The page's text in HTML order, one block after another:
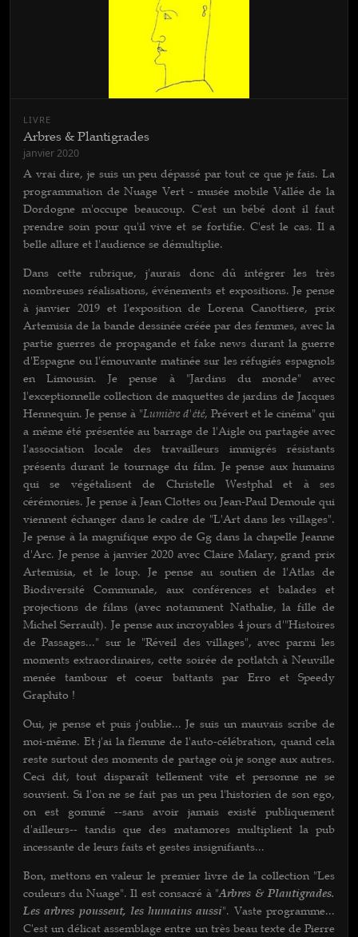
LIVRE
Arbres & Plantigrades
janvier 2020
A vrai dire, je suis un peu dépassé par tout ce que je fais. La
programmation de Nuage Vert - musée mobile Vallée de la
Dordogne m'occupe beaucoup. C'est un bébé dont il faut
prendre soin pour qu'il vive et se fortifie. C'est le cas. Il a
belle allure et l'audience se démultiplie.
Dans cette rubrique, j'aurais donc dû intégrer les très
nombreuses réalisations, événements et expositions. Je pense
à janvier 2019 et l'exposition de Lorena Canottiere, prix
Artemisia de la bande dessinée créée par des femmes, avec la
partie guerres de propagande et fake news durant la guerre
d'Espagne ou l'émouvante matinée sur les réfugiés espagnols
en Limousin. Je pense à "Jardins du monde" avec
l'exceptionnelle collection de maquettes de jardins de Jacques
Hennequin. Je pense à "Lumière d'été, Prévert et le cinéma" qui
a même été présentée au barrage de l'Aigle ou partagée avec
l'association locale des travailleurs immigrés résistants
présents durant le tournage du film. Je pense aux humains
qui se végétalisent de Christelle Westphal et à ses
cérémonies. Je pense à Jean Clottes ou Jean-Paul Demoule qui
viennent échanger dans le cadre de "L'Art dans les villages".
Je pense à la magnifique expo de Gg dans la chapelle Jeanne
d'Arc. Je pense à janvier 2020 avec Claire Malary, grand prix
Artemisia, et le loup. Je pense au soutien de l'Atlas de
Biodiversité Communale, aux conférences et balades et
projections de films (avec notamment Nathalie, la fille de
Michel Serrault). Je pense aux incroyables 4 jours d'"Histoires
de Passages..." sur le "Réveil des villages", avec parmi les
moments extraordinaires, cette soirée de potlatch à Neuville
menée tambour et coeur battants par Erro et Speedy
Graphito !
Oui, je pense et puis j'oublie... Je suis un mauvais scribe de
moi-même. Et j'ai la flemme de l'auto-célébration, quand cela
reste surtout des moments de partage où je songe aux autres.
Ceci dit, tout disparaît tellement vite et personne ne se
souvient. Si l'on ne se fait pas un peu l'historien de son ego,
on est gommé --sans avoir jamais existé publiquement
d'ailleurs-- tandis que des matamores multiplient la pub
incessante de leurs faits et gestes insignifiants...
Bon, mettons en valeur le premier livre de la collection "Les
couleurs du Nuage". Il est consacré à "Arbres & Plantigrades.
Les arbres poussent, les humains aussi". Vaste programme...
C'est un délicat assemblage entre un très beau texte de Pierre